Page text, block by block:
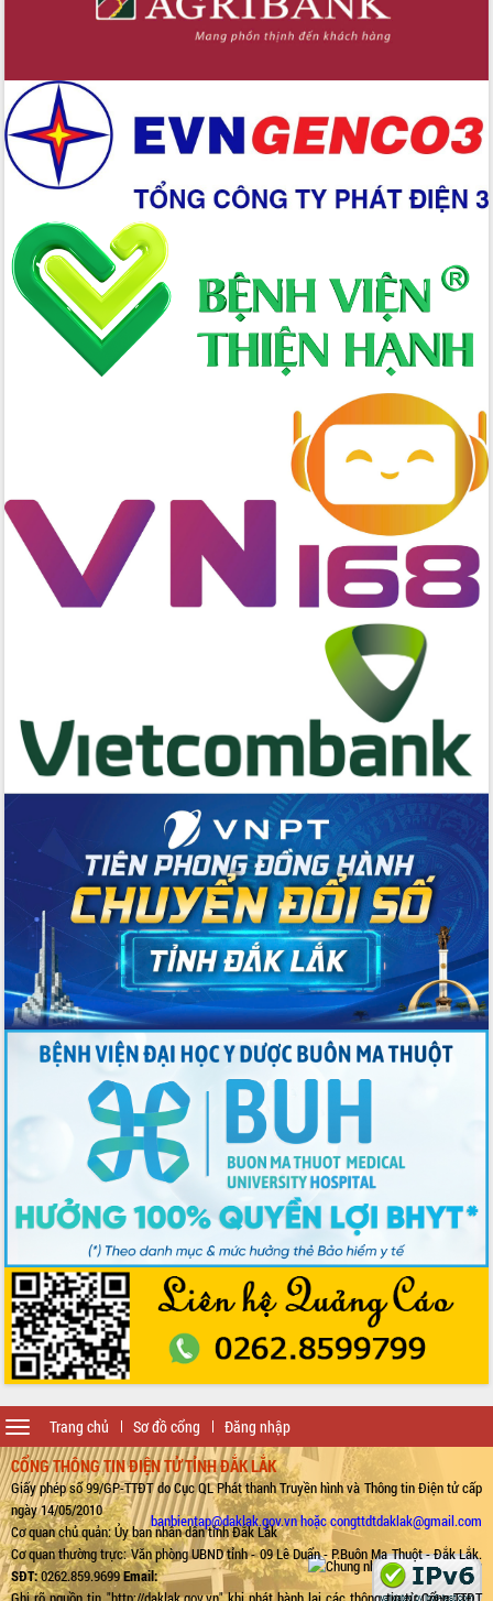
Trang chủ Sơ đồ cổng Đăng nhập
Toggle
navigation
CỔNG THÔNG TIN ĐIỆN TỬ TỈNH ĐẮK LẮK
Giấy phép số 99/GP-TTĐT do Cục QL Phát thanh Truyền hình và Thông tin Điện tử cấp
ngày 14/05/2010
Cơ quan chủ quản: Ủy ban nhân dân tỉnh Đắk Lắk
Cơ quan thường trực: Văn phòng UBND tỉnh - 09 Lê Duẩn - P.Buôn Ma Thuột - Đắk Lắk.
SĐT:0262.859.9699Email:
banbientap@daklak.gov.vn hoặc congttdtdaklak@gmail.com